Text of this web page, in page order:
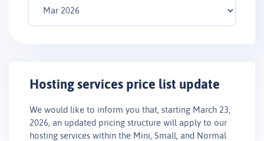
Hosting services price list update
We would like to inform you that, starting March 23,
2026, an updated pricing structure will apply to our
hosting services within the Mini, Small, and Normal